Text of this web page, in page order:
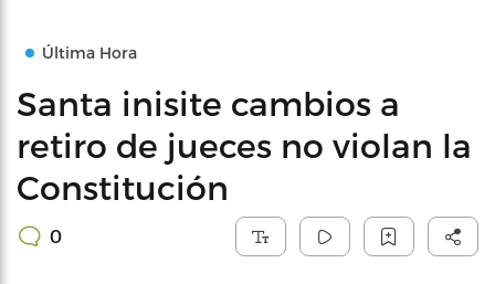
Última Hora
Santa inisite cambios a
retiro de jueces no violan la
Constitución
0